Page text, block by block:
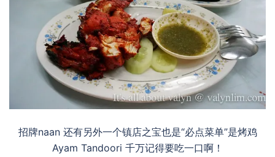
招牌naan 还有另外一个镇店之宝也是“必点菜单”是烤鸡
Ayam Tandoori 千万记得要吃一口啊！